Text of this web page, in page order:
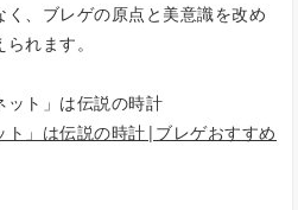
、ブレゲの原点と美意識を改め
れます。
ット」は伝説の時計
ト」は伝説の時計|ブレゲおすすめ